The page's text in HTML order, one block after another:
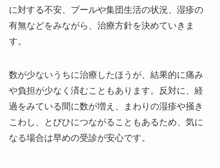
に対する不安、プールや集団生活の状況、湿疹の
有無などをみながら、治療方針を決めていきま
す。
数が少ないうちに治療したほうが、結果的に痛み
や負担が少なく済むこともあります。反対に、経
過をみている間に数が増え、まわりの湿疹や掻き
こわし、とびひにつながることもあるため、気に
なる場合は早めの受診が安心です。